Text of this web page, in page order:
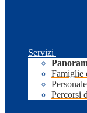
Servizi
Famiglie
Percorsi